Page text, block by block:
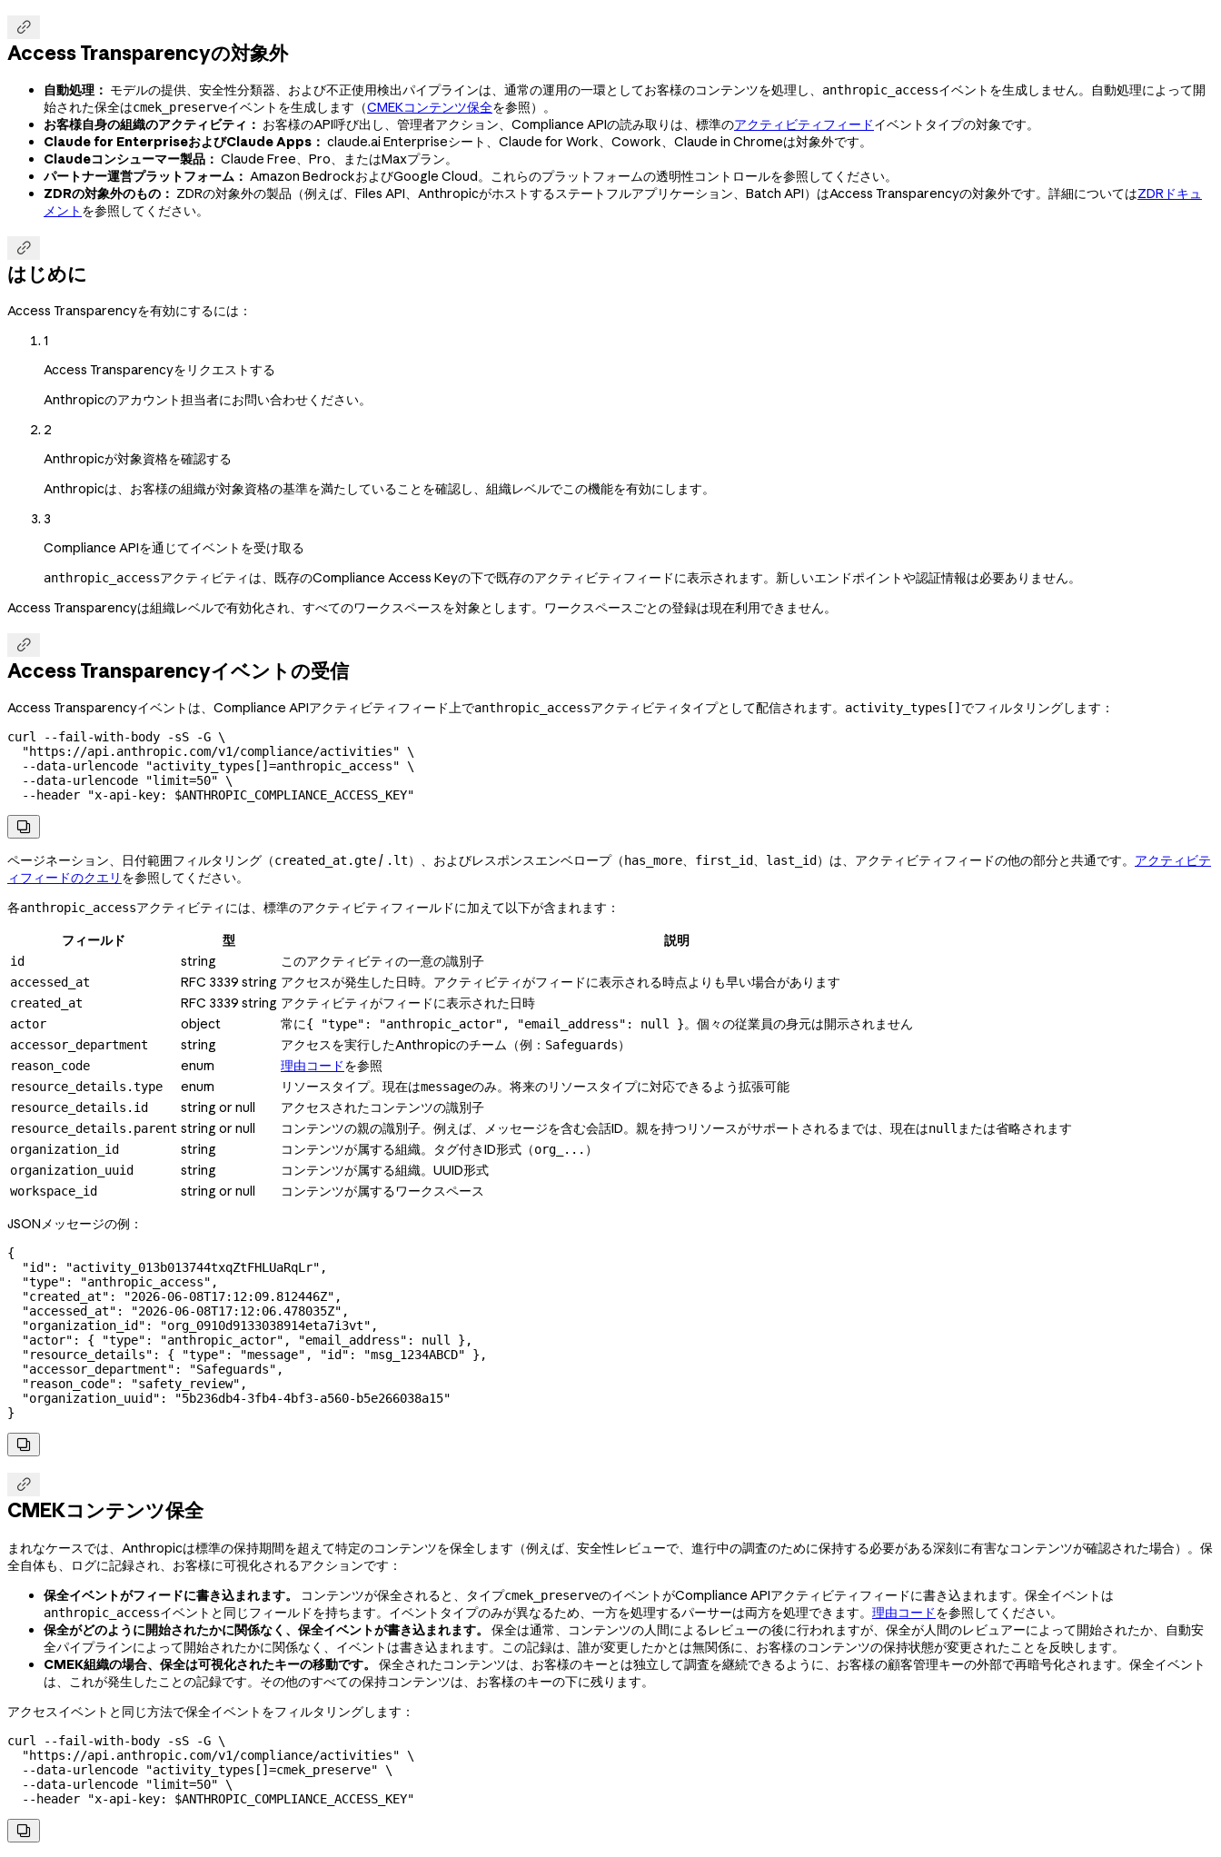

Access Transparencyの対象外
自動処理： モデルの提供、安全性分類器、および不正使用検出パイプラインは、通常の運用の一環としてお客様のコンテンツを処理し、 anthropic_accessイベントを生成しません。自動処理によって開
始された保全はcmek_preserveイベントを生成します（CMEKコンテンツ保全を参照）。
お客様自身の組織のアクティビティ： お客様のAPI呼び出し、管理者アクション、Compliance APIの読み取りは、標準のアクティビティフィードイベントタイプの対象です。
Claude for EnterpriseおよびClaude Apps： claude.ai Enterpriseシート、Claude for Work、Cowork、Claude in Chromeは対象外です。
Claudeコンシューマー製品： Claude Free、Pro、またはMaxプラン。
パートナー運営プラットフォーム： Amazon BedrockおよびGoogle Cloud。これらのプラットフォームの透明性コントロールを参照してください。
ZDRの対象外のもの： ZDRの対象外の製品（例えば、Files API、Anthropicがホストするステートフルアプリケーション、Batch API）はAccess Transparencyの対象外です。詳細についてはZDRドキュ
メント を参照してください。

はじめに
Access Transparencyを有効にするには：
1
Access Transparencyをリクエストする
Anthropicのアカウント担当者にお問い合わせください。
2
Anthropicが対象資格を確認する
Anthropicは、お客様の組織が対象資格の基準を満たしていることを確認し、組織レベルでこの機能を有効にします。
3
Compliance APIを通じてイベントを受け取る
anthropic_accessアクティビティは、既存のCompliance Access Keyの下で既存のアクティビティフィードに表示されます。新しいエンドポイントや認証情報は必要ありません。
Access Transparencyは組織レベルで有効化され、すべてのワークスペースを対象とします。ワークスペースごとの登録は現在利用できません。

Access Transparencyイベントの受信
Access Transparencyイベントは、Compliance APIアクティビティフィード上でanthropic_accessアクティビティタイプとして配信されます。 activity_types[] でフィルタリングします：
curl --fail-with-body -sS -G \
  "https://api.anthropic.com/v1/compliance/activities"
\
  --data-urlencode
"activity_types[]=anthropic_access" \
  --data-urlencode
"limit=50" \
  --header
"x-api-key: $ANTHROPIC_COMPLIANCE_ACCESS_KEY"

ページネーション、日付範囲フィルタリング（created_at.gte/ .lt）、およびレスポンスエンベロープ（ has_more、 first_id、 last_id ）は、アクティビティフィードの他の部分と共通です。 アクティビテ
ィフィードのクエリ を参照してください。
各anthropic_accessアクティビティには、標準のアクティビティフィールドに加えて以下が含まれます：
フィールド
型 説明
id string このアクティビティの一意の識別子
accessed_at RFC 3339 string アクセスが発生した日時。アクティビティがフィードに表示される時点よりも早い場合があります
created_at RFC 3339 string アクティビティがフィードに表示された日時
actor object 常に{ "type": "anthropic_actor", "email_address": null }。個々の従業員の身元は開示されません
accessor_department string アクセスを実行したAnthropicのチーム（例： Safeguards）
reason_code enum 理由コードを参照
resource_details.type enum リソースタイプ。現在はmessageのみ。将来のリソースタイプに対応できるよう拡張可能
resource_details.id string or null アクセスされたコンテンツの識別子
resource_details.parent string or null コンテンツの親の識別子。例えば、メッセージを含む会話ID。親を持つリソースがサポートされるまでは、現在はnull または省略されます
organization_id string コンテンツが属する組織。タグ付きID形式（org_... ）
organization_uuid string コンテンツが属する組織。UUID形式
workspace_id string or null
コンテンツが属するワークスペース
JSONメッセージの例：
{
  "id"
: "activity_013b013744txqZtFHLUaRqLr" ,
  "type"
: "anthropic_access" ,
  "created_at"
: "2026-06-08T17:12:09.812446Z" ,
  "accessed_at"
: "2026-06-08T17:12:06.478035Z" ,
  "organization_id"
: "org_0910d9133038914eta7i3vt" ,
  "actor"
: { "type" : "anthropic_actor" , "email_address" : null
},
  "resource_details"
: { "type" : "message" , "id" : "msg_1234ABCD" },
  "accessor_department"
: "Safeguards" ,
  "reason_code"
: "safety_review" ,
  "organization_uuid"
:
"5b236db4-3fb4-4bf3-a560-b5e266038a15"
}


CMEKコンテンツ保全
まれなケースでは、Anthropicは標準の保持期間を超えて特定のコンテンツを保全します（例えば、安全性レビューで、進行中の調査のために保持する必要がある深刻に有害なコンテンツが確認された場合）。保
全自体も、ログに記録され、お客様に可視化されるアクションです：
保全イベントがフィードに書き込まれます。
コンテンツが保全されると、タイプcmek_preserveのイベントがCompliance APIアクティビティフィードに書き込まれます。保全イベントは
anthropic_accessイベントと同じフィールドを持ちます。イベントタイプのみが異なるため、一方を処理するパーサーは両方を処理できます。 理由コードを参照してください。
保全がどのように開始されたかに関係なく、保全イベントが書き込まれます。
保全は通常、コンテンツの人間によるレビューの後に行われますが、保全が人間のレビュアーによって開始されたか、自動安
全パイプラインによって開始されたかに関係なく、イベントは書き込まれます。この記録は、誰が変更したかとは無関係に、お客様のコンテンツの保持状態が変更されたことを反映します。
CMEK組織の場合、保全は可視化されたキーの移動です。
保全されたコンテンツは、お客様のキーとは独立して調査を継続できるように、お客様の顧客管理キーの外部で再暗号化されます。保全イベント
は、これが発生したことの記録です。その他のすべての保持コンテンツは、お客様のキーの下に残ります。
アクセスイベントと同じ方法で保全イベントをフィルタリングします：
curl --fail-with-body -sS -G \
  "https://api.anthropic.com/v1/compliance/activities"
\
  --data-urlencode
"activity_types[]=cmek_preserve" \
  --data-urlencode
"limit=50" \
  --header
"x-api-key: $ANTHROPIC_COMPLIANCE_ACCESS_KEY"
